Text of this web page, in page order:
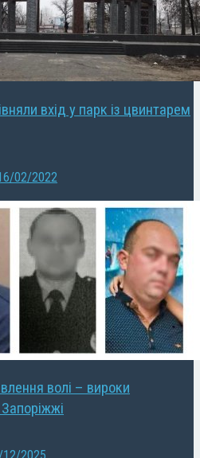
вхід у парк із цвинтарем
02/2022
волі – вироки